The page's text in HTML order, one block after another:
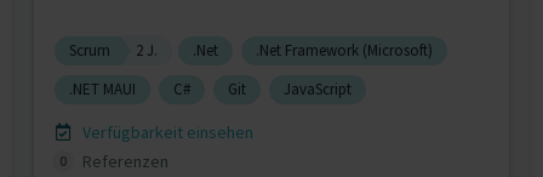
Scrum 2 J. .Net
.Net Framework (Microsoft)
.NET MAUI
C# Git JavaScript
Verfügbarkeit einsehen
0
Referenzen